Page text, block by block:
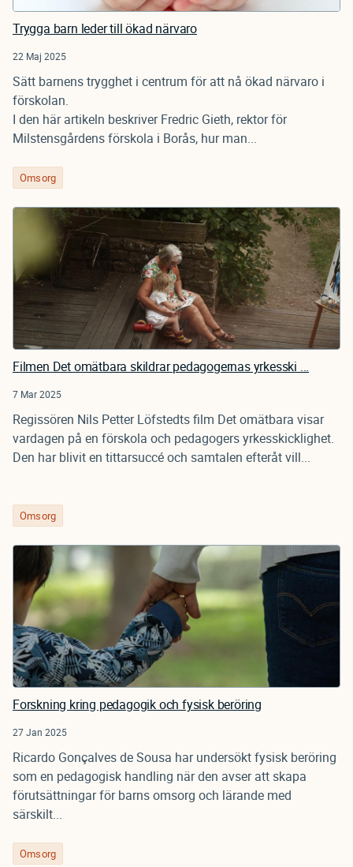
Trygga barn leder till ökad närvaro
22 Maj 2025
Sätt barnens trygghet i centrum för att nå ökad närvaro i
förskolan.
I den här artikeln beskriver Fredric Gieth, rektor för
Milstensgårdens förskola i Borås, hur man...
Omsorg
Filmen Det omätbara skildrar pedagogernas yrkesski ...
7 Mar 2025
Regissören Nils Petter Löfstedts film Det omätbara visar
vardagen på en förskola och pedagogers yrkesskicklighet.
Den har blivit en tittarsuccé och samtalen efteråt vill...
Omsorg
Forskning kring pedagogik och fysisk beröring
27 Jan 2025
Ricardo Gonçalves de Sousa har undersökt fysisk beröring
som en pedagogisk handling när den avser att skapa
förutsättningar för barns omsorg och lärande med
särskilt...
Omsorg